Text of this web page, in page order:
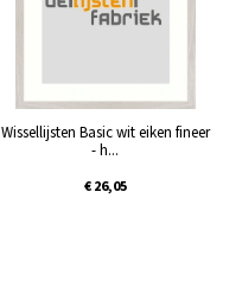
Wissellijsten Basic wit eiken fineer
- h...
€ 26,05